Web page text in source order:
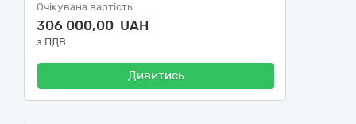
Очікувана вартість
306 000,00 UAH
з ПДВ
Дивитись